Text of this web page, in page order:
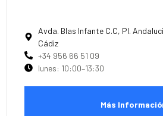
Avda. Blas Infante C.C, Pl.
Cádiz
+34 956 66 51 09
lunes: 10:00–13:30
Más